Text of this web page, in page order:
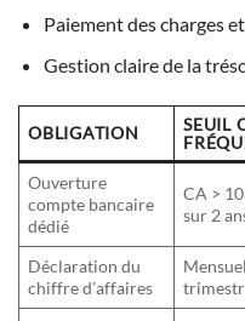
Paiement des charges
Gestion claire de la
OBLIGATION
SEUIL
Ouverture
compte bancaire
dédié
CA >
sur 2
Déclaration du
chiffre d’affaires